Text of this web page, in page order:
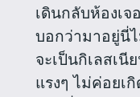
เดินกลับห้องเ
บอกว่ามาอยู่นี่
จะเป็นกิเลสเ
แรงๆ ไม่ค่อยเ